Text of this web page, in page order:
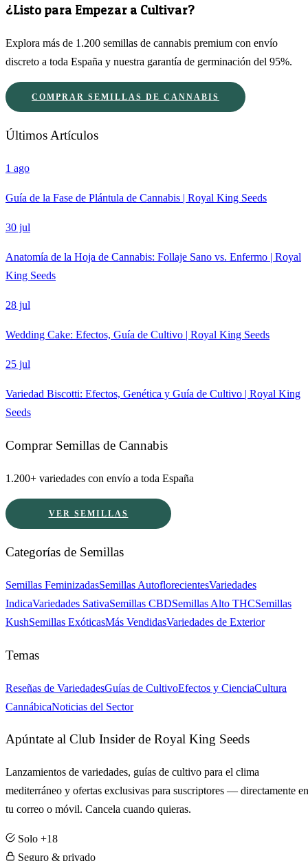
¿Listo para Empezar a Cultivar?
Explora más de 1.200 semillas de cannabis premium con envío
discreto a toda España y nuestra garantía de germinación del 95%.
COMPRAR SEMILLAS DE CANNABIS
Últimos Artículos
1 ago
Guía de la Fase de Plántula de Cannabis | Royal King Seeds
30 jul
Anatomía de la Hoja de Cannabis: Follaje Sano vs. Enfermo | Royal
King Seeds
28 jul
Wedding Cake: Efectos, Guía de Cultivo | Royal King Seeds
25 jul
Variedad Biscotti: Efectos, Genética y Guía de Cultivo | Royal King
Seeds
Comprar Semillas de Cannabis
1.200+ variedades con envío a toda España
VER SEMILLAS
Categorías de Semillas
Semillas FeminizadasSemillas AutoflorecientesVariedades
IndicaVariedades SativaSemillas CBDSemillas Alto THCSemillas
KushSemillas ExóticasMás VendidasVariedades de Exterior
Temas
Reseñas de VariedadesGuías de CultivoEfectos y CienciaCultura
CannábicaNoticias del Sector
Apúntate al Club Insider de Royal King Seeds
Lanzamientos de variedades, guías de cultivo para el clima
mediterráneo y ofertas exclusivas para suscriptores — directamente en
tu correo o móvil. Cancela cuando quieras.
Solo +18
Seguro & privado